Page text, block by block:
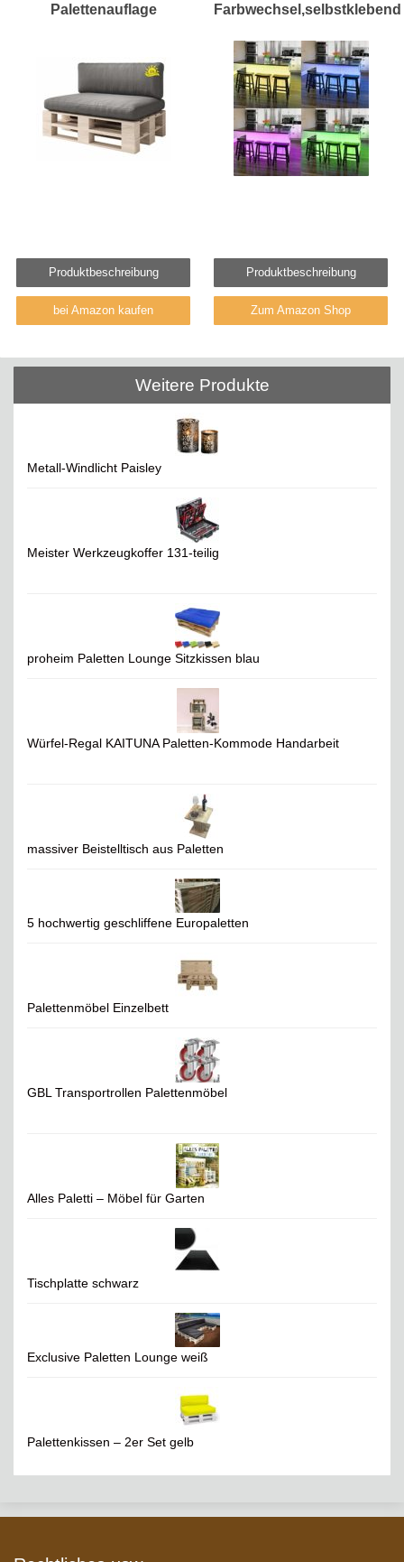
Palettenauflage
Produktbeschreibung
bei Amazon kaufen
Farbwechsel,selbstklebend
Produktbeschreibung
Zum Amazon Shop
Weitere Produkte
Metall-Windlicht Paisley
Meister Werkzeugkoffer 131-teilig
proheim Paletten Lounge Sitzkissen blau
Würfel-Regal KAITUNA Paletten-Kommode Handarbeit
massiver Beistelltisch aus Paletten
5 hochwertig geschliffene Europaletten
Palettenmöbel Einzelbett
GBL Transportrollen Palettenmöbel
Alles Paletti – Möbel für Garten
Tischplatte schwarz
Exclusive Paletten Lounge weiß
Palettenkissen – 2er Set gelb